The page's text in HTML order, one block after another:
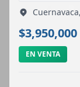
$3,950,000
EN VENTA